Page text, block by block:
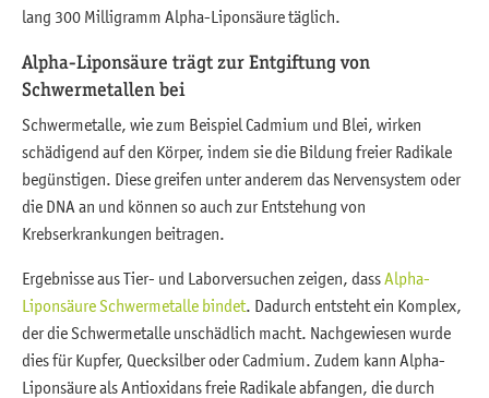
lang 300 Milligramm Alpha-Liponsäure täglich.
Alpha-Liponsäure trägt zur Entgiftung von
Schwermetallen bei
Schwermetalle, wie zum Beispiel Cadmium und Blei, wirken
schädigend auf den Körper, indem sie die Bildung freier Radikale
begünstigen. Diese greifen unter anderem das Nervensystem oder
die DNA an und können so auch zur Entstehung von
Krebserkrankungen beitragen.
Ergebnisse aus Tier- und Laborversuchen zeigen, dass Alpha-
Liponsäure Schwermetalle bindet . Dadurch entsteht ein Komplex,
der die Schwermetalle unschädlich macht. Nachgewiesen wurde
dies für Kupfer, Quecksilber oder Cadmium. Zudem kann Alpha-
Liponsäure als Antioxidans freie Radikale abfangen, die durch